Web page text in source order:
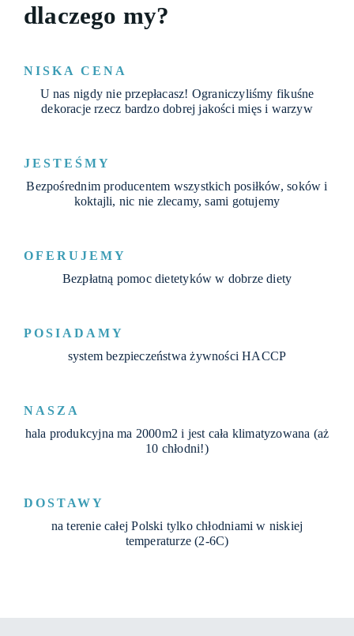
dlaczego my?
NISKA CENA
U nas nigdy nie przepłacasz! Ograniczyliśmy fikuśne
dekoracje rzecz bardzo dobrej jakości mięs i warzyw
JESTEŚMY
Bezpośrednim producentem wszystkich posiłków, soków i
koktajli, nic nie zlecamy, sami gotujemy
OFERUJEMY
Bezpłatną pomoc dietetyków w dobrze diety
POSIADAMY
system bezpieczeństwa żywności HACCP
NASZA
hala produkcyjna ma 2000m2 i jest cała klimatyzowana (aż
10 chłodni!)
DOSTAWY
na terenie całej Polski tylko chłodniami w niskiej
temperaturze (2-6C)